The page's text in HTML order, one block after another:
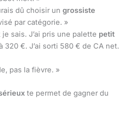
dû choisir un grossiste
par catégorie. »
sais. J’ai pris une palette petit
320 €. J’ai sorti 580 € de CA net.
pas la fièvre. »
te permet de gagner du